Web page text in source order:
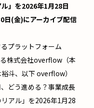
」を2026年1月28日
日(金)にアーカイブ配信
プラットフォーム
る株式会社overflow（本
斗、以下 overflow）
どう進める？事業成長
アル」を2026年1月28